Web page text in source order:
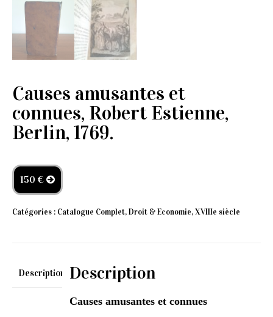
Causes amusantes et
connues, Robert Estienne,
Berlin, 1769.
150 €
Catégories : Catalogue Complet,Droit & Economie,XVIIIe siècle
Description Description
Causes amusantes et connues